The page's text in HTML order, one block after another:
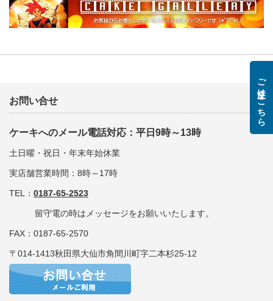
お問い合せ
ケーキへのメール電話対応：平日9時～13時
土日曜・祝日・年末年始休業
実店舗営業時間：8時～17時
TEL： 0187-65-2523
留守電の時はメッセージをお願いいたします。
FAX：0187-65-2570
〒014-1413秋田県大仙市角間川町字二本杉25-12
ご注文はこちら